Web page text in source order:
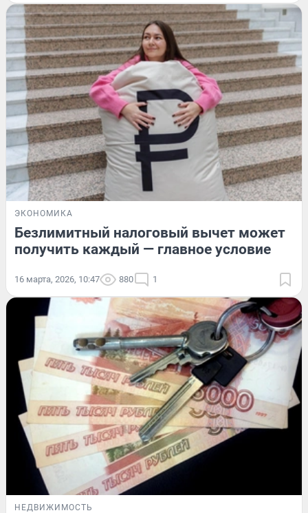
ЭКОНОМИКА
Безлимитный налоговый вычет может
получить каждый — главное условие
16 марта, 2026, 10:47 880 1
НЕДВИЖИМОСТЬ